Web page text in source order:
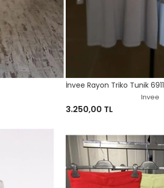
İnvee Rayon Triko Tunik 6911
Invee
3.250,00 TL